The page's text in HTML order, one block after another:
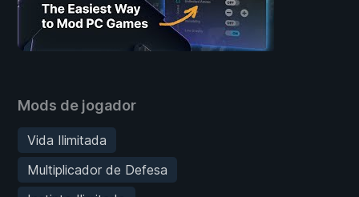
Mods de jogador
Vida Ilimitada
Multiplicador de Defesa